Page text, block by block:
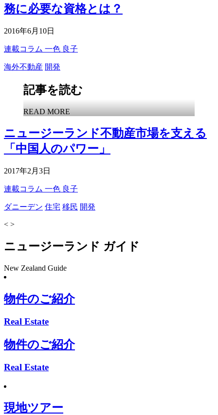
務に必要な資格とは？
2016年6月10日
連載コラム 一色 良子
海外不動産 開発
記事を読む
READ MORE
ニュージーランド不動産市場を支える
「中国人のパワー」
2017年2月3日
連載コラム 一色 良子
ダニーデン 住宅 移民 開発
< >
ニュージーランド ガイド
New Zealand Guide
物件のご紹介
Real Estate
物件のご紹介
Real Estate
現地ツアー